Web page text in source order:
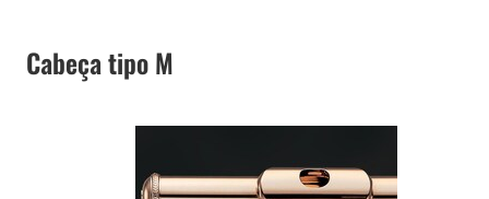
Cabeça tipo M